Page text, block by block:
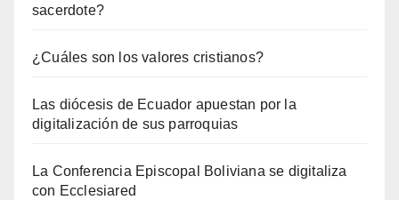
sacerdote?
¿Cuáles son los valores cristianos?
Las diócesis de Ecuador apuestan por la
digitalización de sus parroquias
La Conferencia Episcopal Boliviana se digitaliza
con Ecclesiared